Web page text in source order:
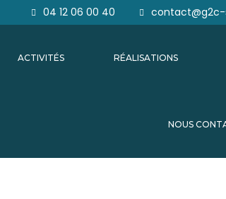
04 12 06 00 40 contact@g2c-
ACTIVITÉS RÉALISATIONS
NOUS